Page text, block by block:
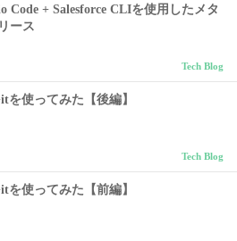
Code + Salesforce CLIを使用したメタ
ース
Tech Blog
を使ってみた【後編】
Tech Blog
を使ってみた【前編】